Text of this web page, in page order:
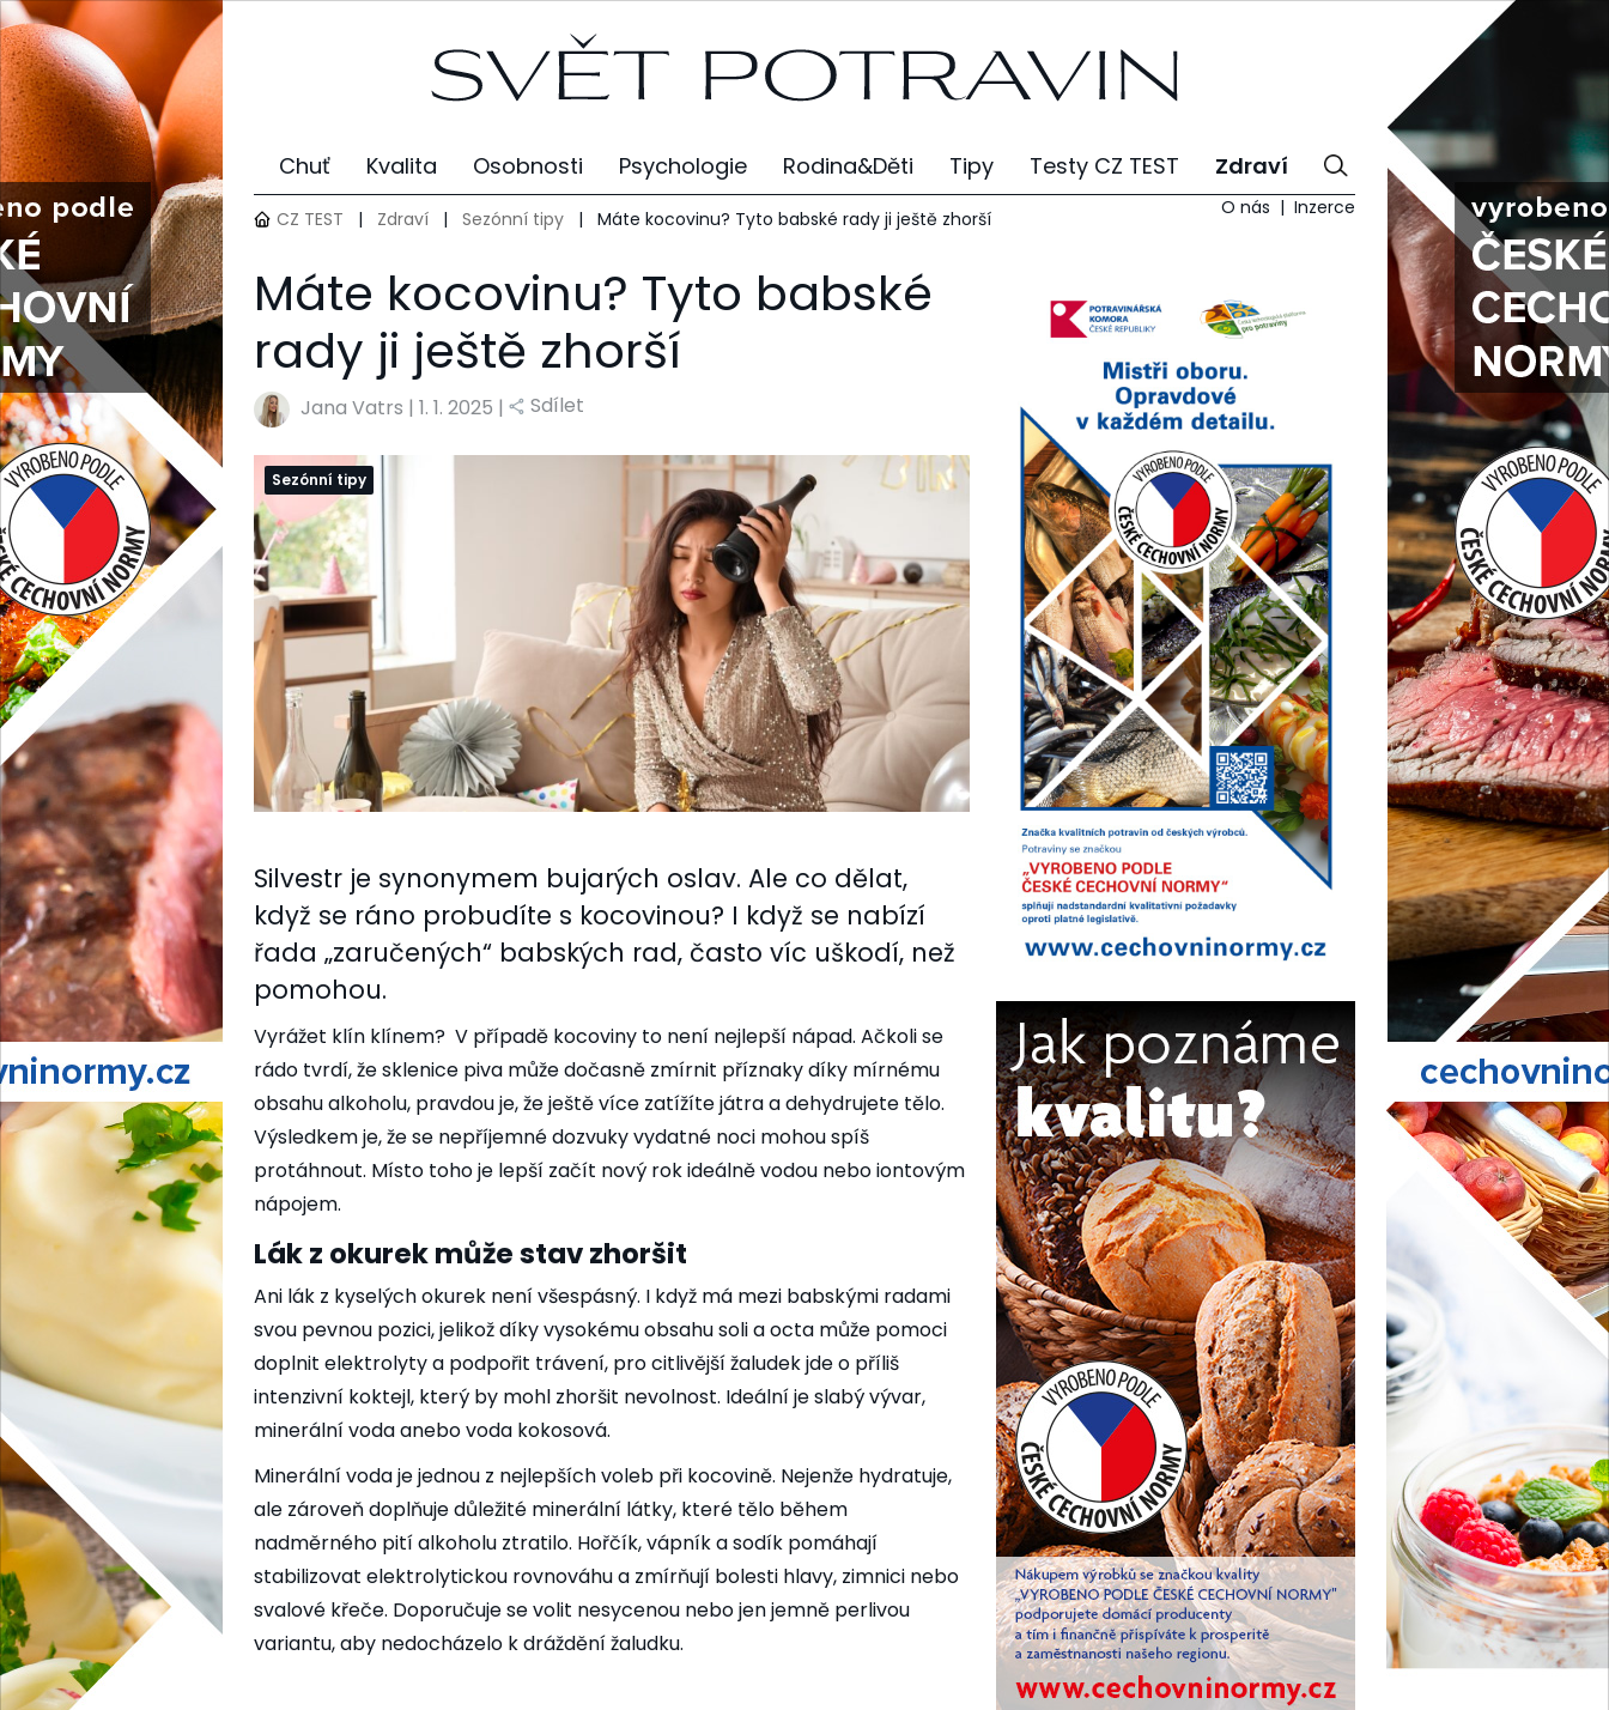
Chuť Kvalita Osobnosti Psychologie Rodina&Děti Tipy Testy CZ TEST Zdraví
CZ TEST | Zdraví | Sezónní tipy | Máte kocovinu? Tyto babské rady ji ještě zhorší O nás Inzerce
Máte kocovinu? Tyto babské
rady ji ještě zhorší
Jana Vatrs | 1. 1. 2025 | Sdílet
Sezónní tipy
Silvestr je synonymem bujarých oslav. Ale co dělat,
když se ráno probudíte s kocovinou? I když se nabízí
řada „zaručených“ babských rad, často víc uškodí, než
pomohou.
Vyrážet klín klínem? V případě kocoviny to není nejlepší nápad. Ačkoli se
rádo tvrdí, že sklenice piva může dočasně zmírnit příznaky díky mírnému
obsahu alkoholu, pravdou je, že ještě více zatížíte játra a dehydrujete tělo.
Výsledkem je, že se nepříjemné dozvuky vydatné noci mohou spíš
protáhnout. Místo toho je lepší začít nový rok ideálně vodou nebo iontovým
nápojem.
Lák z okurek může stav zhoršit
Ani lák z kyselých okurek není všespásný. I když má mezi babskými radami
svou pevnou pozici, jelikož díky vysokému obsahu soli a octa může pomoci
doplnit elektrolyty a podpořit trávení, pro citlivější žaludek jde o příliš
intenzivní koktejl, který by mohl zhoršit nevolnost. Ideální je slabý vývar,
minerální voda anebo voda kokosová.
Minerální voda je jednou z nejlepších voleb při kocovině. Nejenže hydratuje,
ale zároveň doplňuje důležité minerální látky, které tělo během
nadměrného pití alkoholu ztratilo. Hořčík, vápník a sodík pomáhají
stabilizovat elektrolytickou rovnováhu a zmírňují bolesti hlavy, zimnici nebo
svalové křeče. Doporučuje se volit nesycenou nebo jen jemně perlivou
variantu, aby nedocházelo k dráždění žaludku.